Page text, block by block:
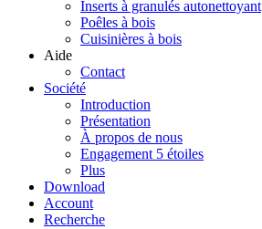
Inserts à granulés autonettoyant
Poêles à bois
Cuisinières à bois
Aide
Contact
Société
Introduction
Présentation
À propos de nous
Engagement 5 étoiles
Plus
Download
Account
Recherche